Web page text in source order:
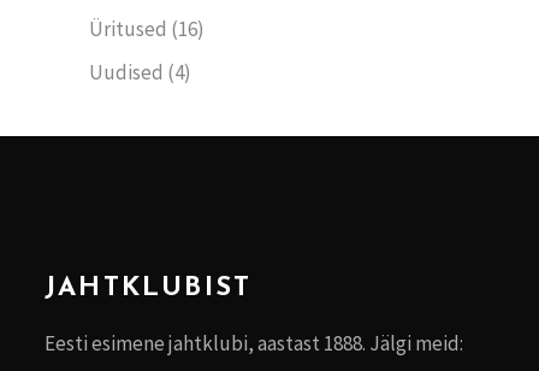
Üritused (16)
Uudised (4)
JAHTKLUBIST
Eesti esimene jahtklubi, aastast 1888. Jälgi meid: